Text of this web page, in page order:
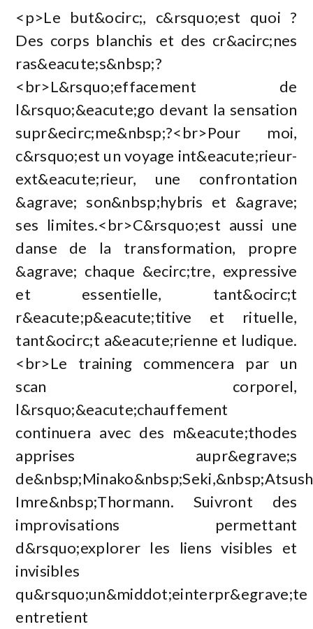
<p>Le but&ocirc;, c&rsquo;est quoi ?
Des corps blanchis et des cr&acirc;nes
ras&eacute;s&nbsp;?
<br>L&rsquo;effacement de
l&rsquo;&eacute;go devant la sensation
supr&ecirc;me&nbsp;?<br>Pour moi,
c&rsquo;est un voyage int&eacute;rieur-
ext&eacute;rieur, une confrontation
&agrave; son&nbsp;hybris et &agrave;
ses limites.<br>C&rsquo;est aussi une
danse de la transformation, propre
&agrave; chaque &ecirc;tre, expressive
et essentielle, tant&ocirc;t
r&eacute;p&eacute;titive et rituelle,
tant&ocirc;t a&eacute;rienne et ludique.
<br>Le training commencera par un
scan corporel,
l&rsquo;&eacute;chauffement
continuera avec des m&eacute;thodes
apprises aupr&egrave;s
Imre&nbsp;Thormann. Suivront des
improvisations permettant
d&rsquo;explorer les liens visibles et
invisibles
qu&rsquo;un&middot;einterpr&egrave;te
entretient